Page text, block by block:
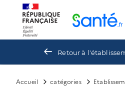
Retour à
Accueil catégories
Panneau de gestion des cookies